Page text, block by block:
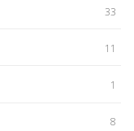
33
11
1
8